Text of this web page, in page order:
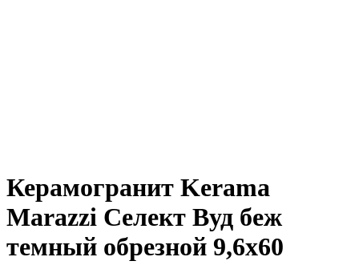
Керамогранит Kerama
Marazzi Селект Вуд беж
темный обрезной 9,6х60